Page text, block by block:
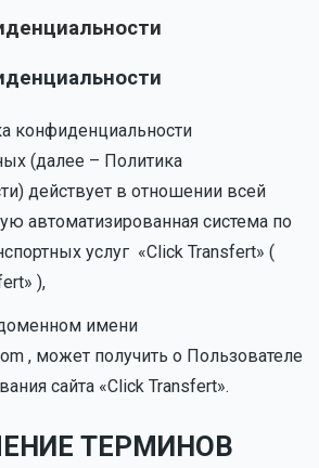
конфиденциальности
(далее – Политика
действует в отношении всей
автоматизированная система по
услуг «Click Transfert» (
),
имени
, может получить о Пользователе
сайта «Click Transfert».
ТЕРМИНОВ